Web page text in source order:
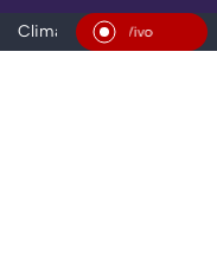
Clima Tráfico
En Vivo